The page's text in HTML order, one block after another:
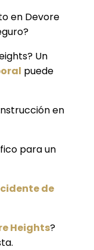
en Devore
Un
puede
en
para un
de
Heights?